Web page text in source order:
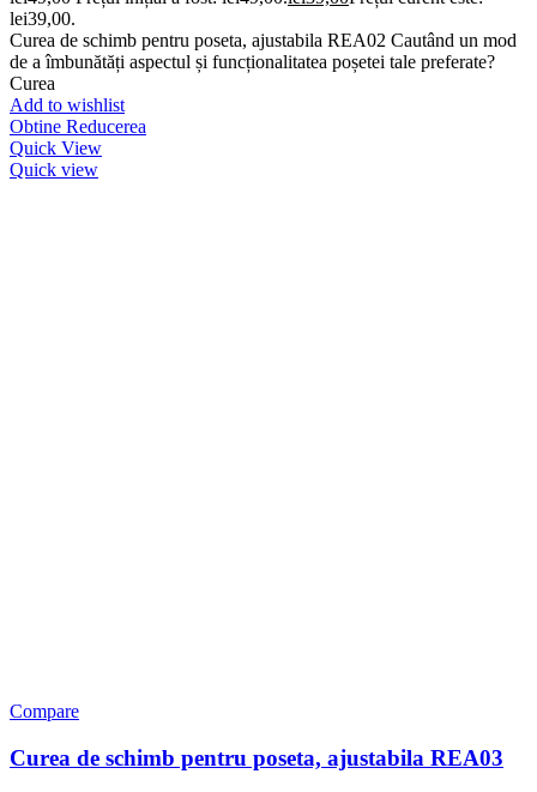
lei39,00.
Curea de schimb pentru poseta, ajustabila REA02 Cautând un mod
de a îmbunătăți aspectul și funcționalitatea poșetei tale preferate?
Curea
Add to wishlist
Obtine Reducerea
Quick View
Quick view
Compare
Curea de schimb pentru poseta, ajustabila REA03